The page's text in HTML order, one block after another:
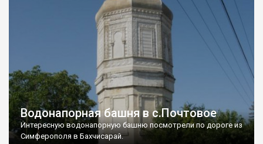
Водонапорная башня в с.Почтовое
Интересную водонапорную башню посмотрели по дороге из
Симферополя в Бахчисарай.